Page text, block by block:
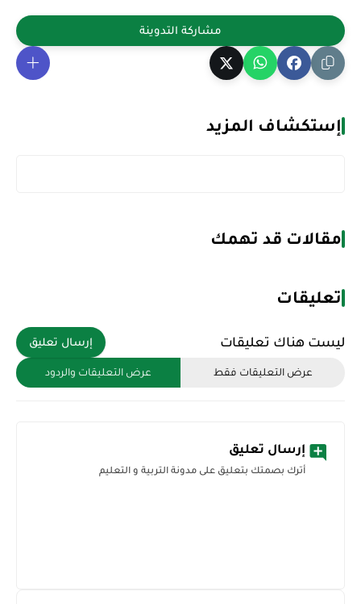
إستكشاف المزيد
مقالات قد تهمك
تعليقات
ليست هناك تعليقات إرسال تعليق
عرض التعليقات فقط عرض التعليقات والردود
إرسال تعليق
أترك بصمتك بتعليق على مدونة التربية و التعليم